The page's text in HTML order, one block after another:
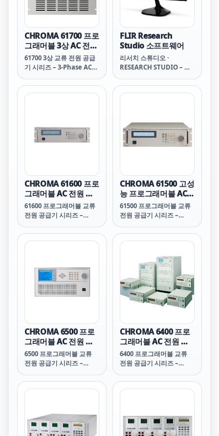
CHROMA 61700 프로
그래머블 3상 AC 전원
공급기 시리즈
61700 3상 교류 전원 공급
기 시리즈 – 3-Phase AC
FLIR Research
Studio 소프트웨어
리서치 스튜디오 ·
RESEARCH STUDIO – 스
웨어 · Streaming,
Recording, and
CHROMA 61600 프로
그래머블 AC 전원 공
급기 시리즈
61600 프로그래머블 교류
전원 공급기 시리즈 –
Power Source Series
CHROMA 61500 고성
능 프로그래머블 AC
전원 공급기 시리즈
61500 프로그래머블 교류
전원 공급기 시리즈 –
Programmable AC
Power Source Series
CHROMA 6500 프로
그래머블 AC 전원 공
급기 시리즈
6500 프로그래머블 교류
전원 공급기 시리즈 –
Power Source Series
CHROMA 6400 프로
그래머블 AC 전원 공
급기 시리즈
6400 프로그래머블 교류
전원 공급기 시리즈 –
Power Source Series